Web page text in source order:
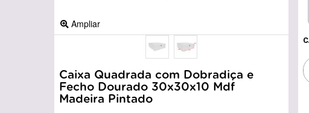
Ampliar
Caixa Quadrada com Dobradiça e
Fecho Dourado 30x30x10 Mdf
Madeira Pintado